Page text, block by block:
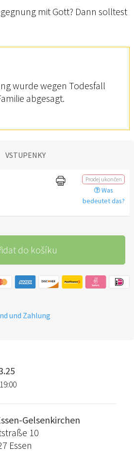
mit Gott? Dann solltest
wurde wegen Todesfall
abgesagt.
VSTUPENKY
Prodej ukončen
Was
bedeutet das?
do košíku
und Zahlung
Gelsenkirchen
10
Essen